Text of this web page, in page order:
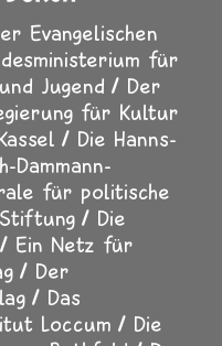
Evangelischen
für
Jugend
Der
für Kultur
Die Hanns-
Dammann-
für politische
Die
Ein Netz für
Der
Das
Loccum
Die